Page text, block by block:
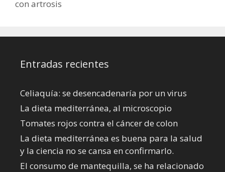
con artrosis
Entradas recientes
Celiaquía: se desencadenaría por un virus
La dieta mediterránea, al microscopio
Tomates rojos contra el cáncer de colon
La dieta mediterránea es buena para la salud
y la ciencia no se cansa en confirmarlo.
El consumo de mantequilla, se ha relacionado